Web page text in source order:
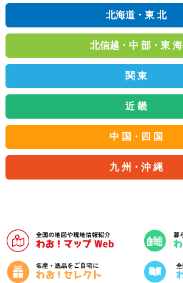
北海道・東 北
北信越・中 部・東 海
関 東
近 畿
中 国・四 国
九 州・沖 縄